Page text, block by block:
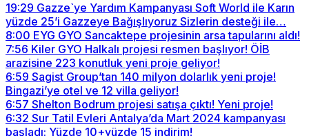
19:29 Gazze`ye Yardım Kampanyası Soft World ile Karın
yüzde 25’i Gazzeye Bağışlıyoruz Sizlerin desteği ile…
8:00 EYG GYO Sancaktepe projesinin arsa tapularını aldı!
7:56 Kiler GYO Halkalı projesi resmen başlıyor! ÖİB
arazisine 223 konutluk yeni proje geliyor!
6:59 Sagist Group’tan 140 milyon dolarlık yeni proje!
Bingazi’ye otel ve 12 villa geliyor!
6:57 Shelton Bodrum projesi satışa çıktı! Yeni proje!
6:32 Sur Tatil Evleri Antalya’da Mart 2024 kampanyası
başladı: Yüzde 10+yüzde 15 indirim!